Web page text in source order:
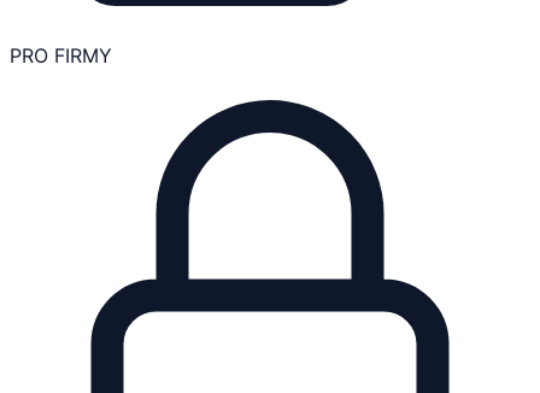
PRO FIRMY